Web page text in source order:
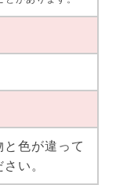
色が違って
い。